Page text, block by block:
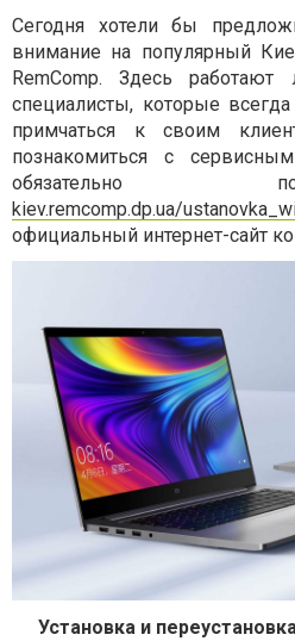
Сегодня хотели бы
внимание на популярный
RemComp. Здесь
специалисты, которые
примчаться к своим
познакомиться с
обязательно
kiev.remcomp.dp.ua/
официальный интернет-сайт
Установка и